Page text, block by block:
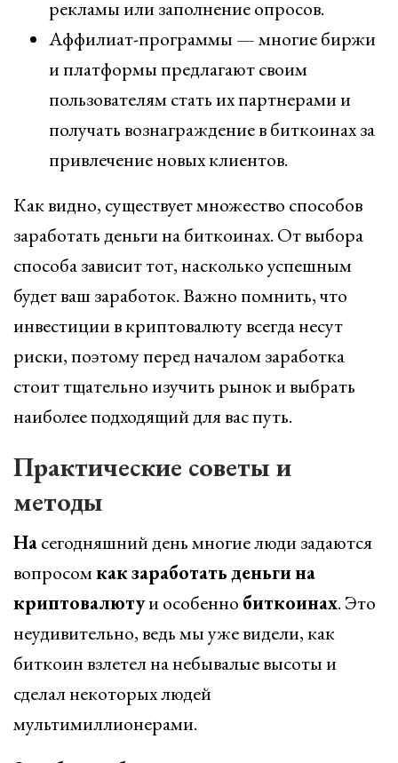
рекламы или заполнение опросов.
Аффилиат-программы — многие биржи
и платформы предлагают своим
пользователям стать их партнерами и
получать вознаграждение в биткоинах за
привлечение новых клиентов.
Как видно, существует множество способов
заработать деньги на биткоинах. От выбора
способа зависит тот, насколько успешным
будет ваш заработок. Важно помнить, что
инвестиции в криптовалюту всегда несут
риски, поэтому перед началом заработка
стоит тщательно изучить рынок и выбрать
наиболее подходящий для вас путь.
Практические советы и
методы
Насегодняшний день многие люди задаются
вопросомкакзаработатьденьгина
криптовалютуи особенно биткоинах. Это
неудивительно, ведь мы уже видели, как
биткоин взлетел на небывалые высоты и
сделал некоторых людей
мультимиллионерами.